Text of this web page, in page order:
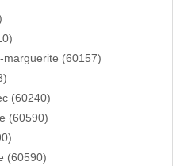
marguerite (60157)
(60240)
(60590)
(60590)